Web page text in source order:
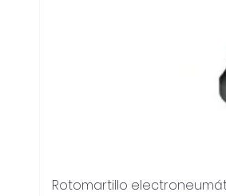
Rotomartillo